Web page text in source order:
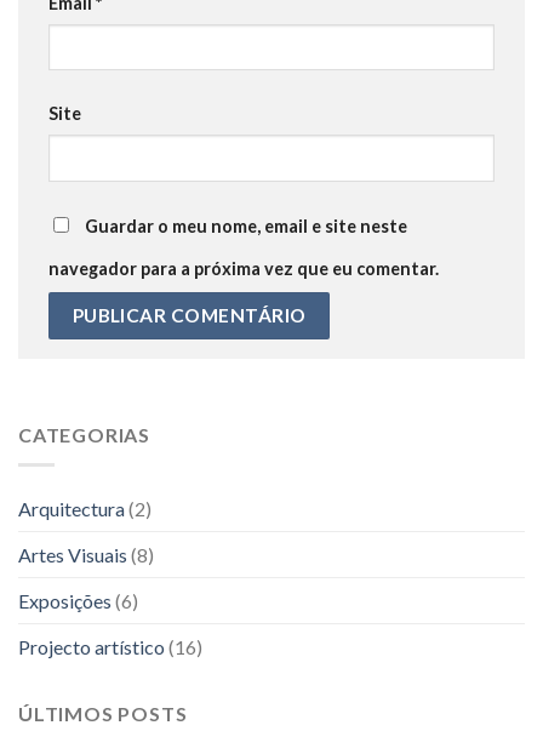
Site
Guardar o meu nome, email e site neste
navegador para a próxima vez que eu comentar.
CATEGORIAS
Arquitectura(2)
Artes Visuais (8)
Exposições (6)
Projecto artístico (16)
ÚLTIMOS POSTS